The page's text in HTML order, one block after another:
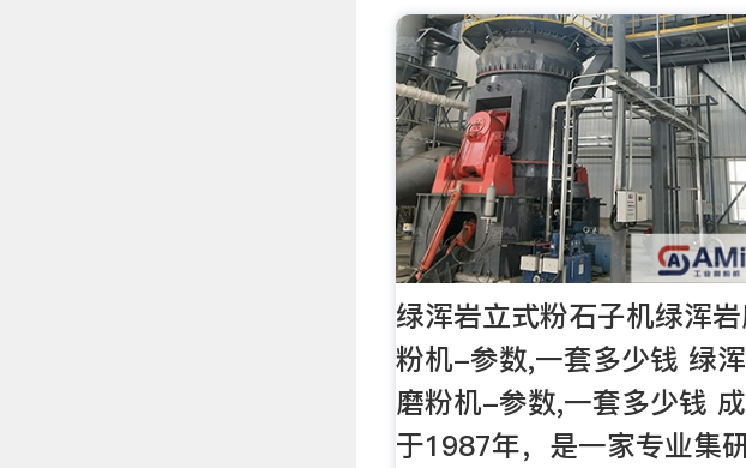
绿浑岩立式粉石子机绿浑
粉机-参数,一套多少钱 绿
磨粉机-参数,一套多少钱
于1987年，是一家专业集研